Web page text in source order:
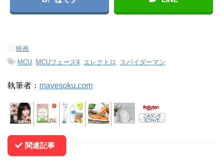
-映画
-MCU MCUフェーズ4 エレクトロ スパイダーマン
執筆者： mavesoku.com
関連記事